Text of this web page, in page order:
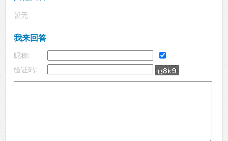
暂无
我来回答
昵称:
验证码: